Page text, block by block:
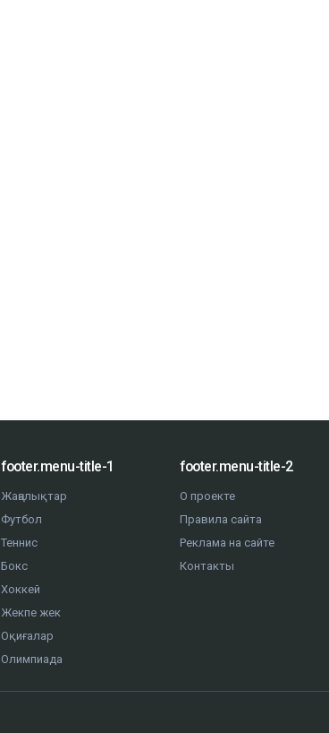
footer.menu-title-1
Жаңалықтар
Футбол
Теннис
Бокс
Хоккей
Жекпе жек
Оқиғалар
Олимпиада
footer.menu-title-2
О проекте
Правила сайта
Реклама на сайте
Контакты